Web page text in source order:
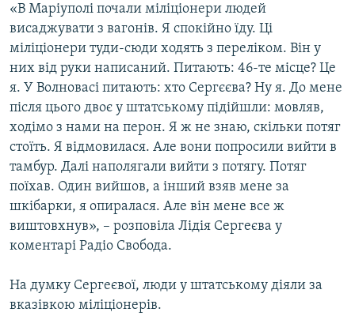
ДЕПОРТАЦІЯ
ВІДЕОУРОКИ «ELIFBE»
СВІДЧЕННЯ ОКУПАЦІЇ
УКРАЇНСЬКА ПРОБЛЕМА КРИМУ
ІНФОГРАФІКА
ЯК ОБІЙТИ БЛОКУВАННЯ
Русский
Qırımtatar
ДОЛУЧАЙСЯ!
Усі сайти RFE/RL
«В Маріуполі почали міліціонери людей
висаджувати з вагонів. Я спокійно їду. Ці
міліціонери туди-сюди ходять з переліком. Він у
них від руки написаний. Питають: 46-те місце? Це
я. У Волновасі питають: хто Сергєєва? Ну я. До мене
після цього двоє у штатському підійшли: мовляв,
ходімо з нами на перон. Я ж не знаю, скільки потяг
стоїть. Я відмовилася. Але вони попросили вийти в
тамбур. Далі наполягали вийти з потягу. Потяг
поїхав. Один вийшов, а інший взяв мене за
шкібарки, я опиралася. Але він мене все ж
виштовхнув», – розповіла Лідія Сергеєва у
коментарі Радіо Свобода.
На думку Сергеєвої, люди у штатському діяли за
вказівкою міліціонерів.